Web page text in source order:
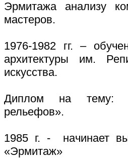
Эрмитажа анализу
мастеров.
1976-1982 гг. –
архитектуры им.
искусства.
Диплом на тему:
рельефов».
1985 г. - начинает
«Эрмитаж»